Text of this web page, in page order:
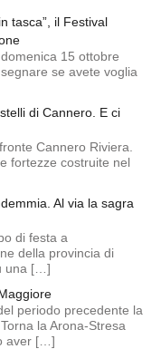
tasca”, il Festival
15 ottobre
se avete voglia
di Cannero. E ci
Cannero Riviera.
fortezze costruite nel
Al via la sagra
di festa a
della provincia di
una […]
periodo precedente la
la Arona-Stresa
aver […]